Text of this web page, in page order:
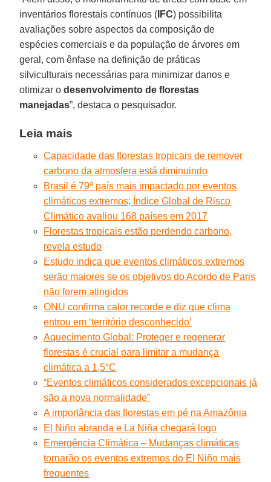
inventários florestais contínuos ( IFC) possibilita
avaliações sobre aspectos da composição de
espécies comerciais e da população de árvores em
geral, com ênfase na definição de práticas
silviculturais necessárias para minimizar danos e
otimizar odesenvolvimento de florestas
manejadas”, destaca o pesquisador.
Leia mais
Capacidade das florestas tropicais de remover
carbono da atmosfera está diminuindo
Brasil é 79º país mais impactado por eventos
climáticos extremos; Índice Global de Risco
Climático avaliou 168 países em 2017
Florestas tropicais estão perdendo carbono,
revela estudo
Estudo indica que eventos climáticos extremos
serão maiores se os objetivos do Acordo de Paris
não forem atingidos
ONU confirma calor recorde e diz que clima
entrou em ‘território desconhecido’
Aquecimento Global: Proteger e regenerar
florestas é crucial para limitar a mudança
climática a 1,5°C
“Eventos climáticos considerados excepcionais já
são a nova normalidade”
A importância das florestas em pé na Amazônia
El Niño abranda e La Niña chegará logo
Emergência Climática – Mudanças climáticas
tornarão os eventos extremos do El Niño mais
frequentes